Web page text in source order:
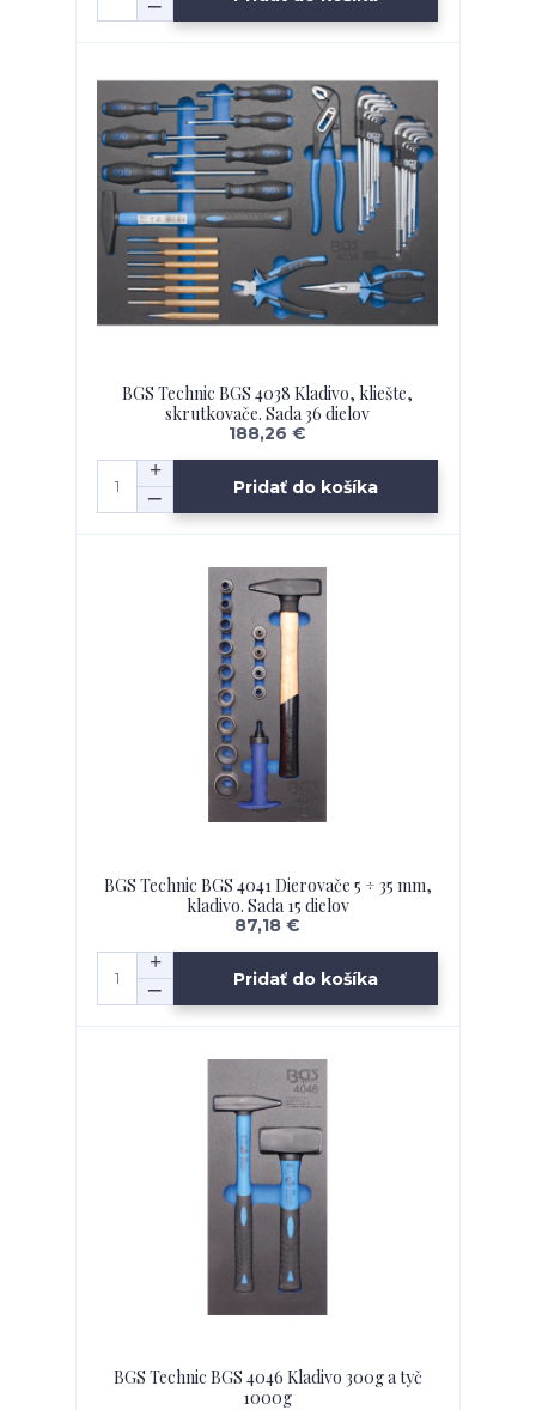
BGS Technic BGS 4038 Kladivo, kliešte,
skrutkovače. Sada 36 dielov
188,26 €
Pridať do košíka
BGS Technic BGS 4041 Dierovače 5 ÷ 35 mm,
kladivo. Sada 15 dielov
87,18 €
Pridať do košíka
BGS Technic BGS 4046 Kladivo 300g a tyč
1000g